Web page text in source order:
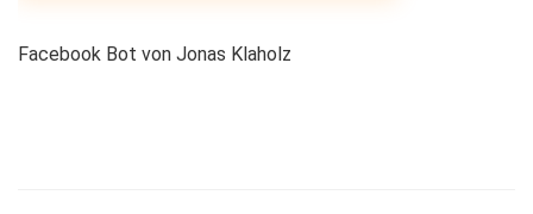
Facebook Bot von Jonas Klaholz